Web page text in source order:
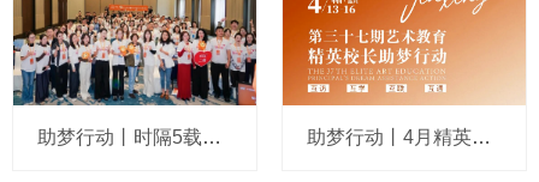
助梦行动丨时隔5载重聚嘉兴，艺教人破局求变、共生共创！ 助梦行动丨4月精英校长缘续嘉兴，共生共创、破局求“变”！